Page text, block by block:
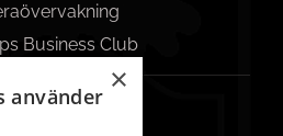
Business Club
×
använder